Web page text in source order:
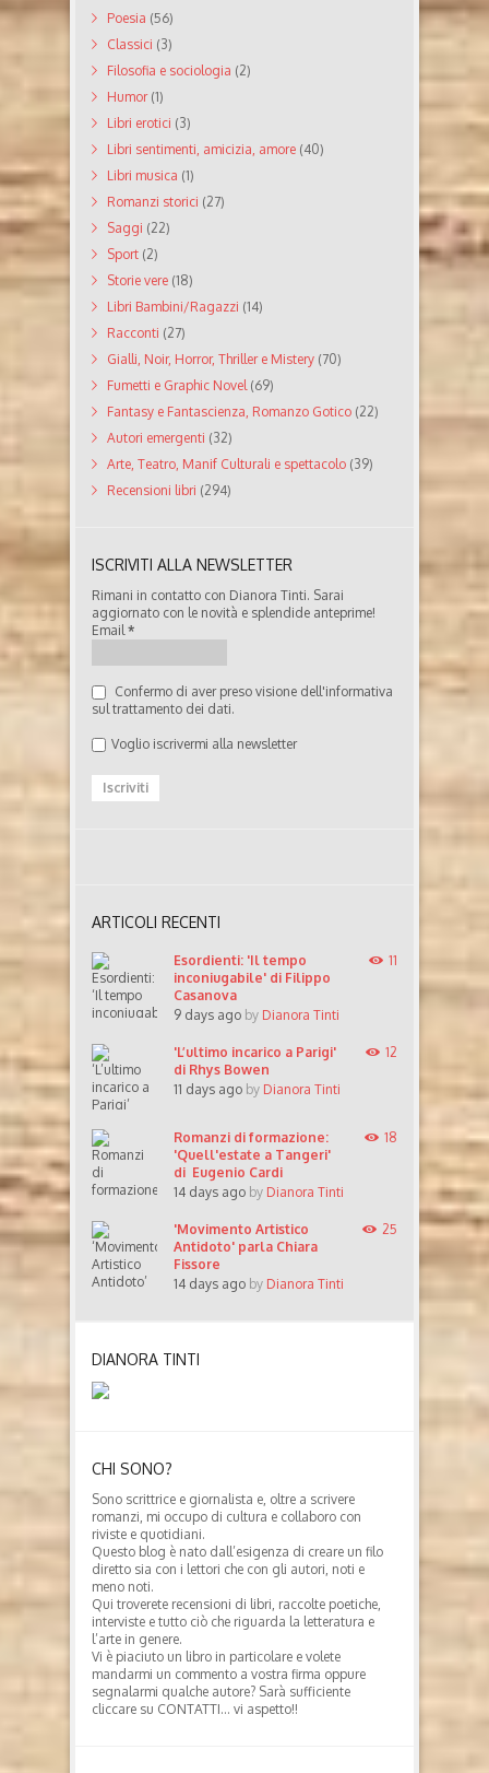
Poesia (56)
Classici (3)
Filosofia e sociologia (2)
Humor(1)
Libri erotici (3)
Libri sentimenti, amicizia, amore (40)
Libri musica (1)
Romanzi storici (27)
Saggi (22)
Sport (2)
Storie vere (18)
Libri Bambini/Ragazzi (14)
Racconti (27)
Gialli, Noir, Horror, Thriller e Mistery (70)
Fumetti e Graphic Novel(69)
Fantasy e Fantascienza, Romanzo Gotico (22)
Autori emergenti (32)
Arte, Teatro, Manif Culturali e spettacolo (39)
Recensioni libri (294)
ISCRIVITI ALLA NEWSLETTER
Rimani in contatto con Dianora Tinti. Sarai
aggiornato con le novità e splendide anteprime!
Email*
Confermo di aver preso visione dell'informativa
sul trattamento dei dati.
Voglio iscrivermi alla newsletter
ARTICOLI RECENTI
Esordienti: 'Il tempo
inconiugabile' di Filippo
Casanova
9 days ago by Dianora Tinti
11
'L’ultimo incarico a Parigi'
di Rhys Bowen
11 days ago by Dianora Tinti
12
Romanzi di formazione:
'Quell'estate a Tangeri'
di Eugenio Cardi
14 days ago by Dianora Tinti
18
'Movimento Artistico
Antidoto' parla Chiara
Fissore
14 days ago by Dianora Tinti
25
DIANORA TINTI
CHI SONO?
Sono scrittrice e giornalista e, oltre a scrivere
romanzi, mi occupo di cultura e collaboro con
riviste e quotidiani.
Questo blog è nato dall’esigenza di creare un filo
diretto sia con i lettori che con gli autori, noti e
meno noti.
Qui troverete recensioni di libri, raccolte poetiche,
interviste e tutto ciò che riguarda la letteratura e
l’arte in genere.
Vi è piaciuto un libro in particolare e volete
mandarmi un commento a vostra firma oppure
segnalarmi qualche autore? Sarà sufficiente
cliccare su CONTATTI… vi aspetto!!